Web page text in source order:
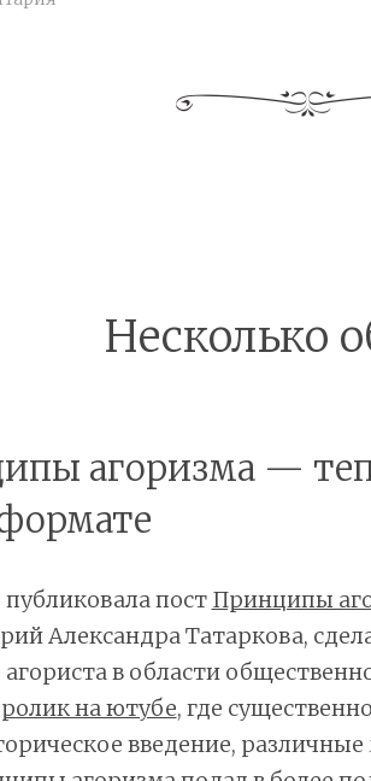
Несколько
агоризма —
пост Принципы
Александра Татаркова,
в области
ролик на ютубе, где
введение,